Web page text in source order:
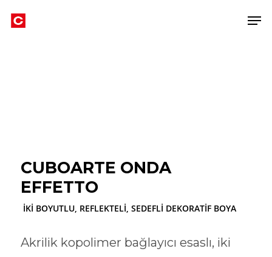
CUBOARTE ONDA
EFFETTO
İKİ BOYUTLU, REFLEKTELİ, SEDEFLİ DEKORATİF BOYA
Akrilik kopolimer bağlayıcı esaslı, iki